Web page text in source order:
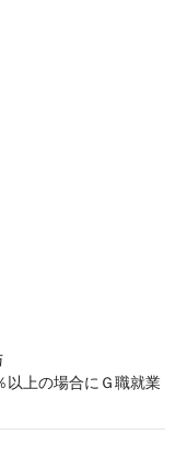
上の場合にＧ職就業